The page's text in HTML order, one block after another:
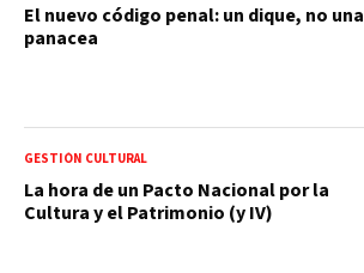
El nuevo código penal: un dique, no una
panacea
GESTIÓN CULTURAL
La hora de un Pacto Nacional por la
Cultura y el Patrimonio (y IV)